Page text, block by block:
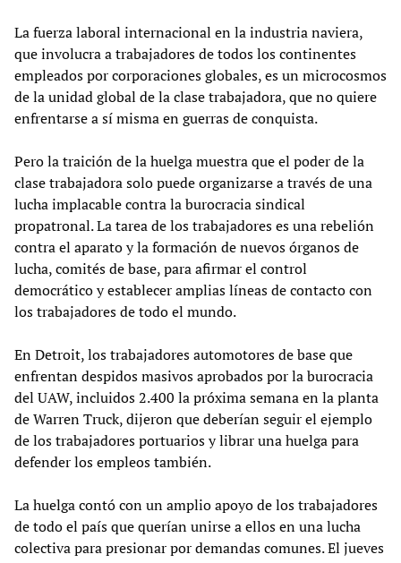
La fuerza laboral internacional en la industria naviera,
que involucra a trabajadores de todos los continentes
empleados por corporaciones globales, es un microcosmos
de la unidad global de la clase trabajadora, que no quiere
enfrentarse a sí misma en guerras de conquista.
Pero la traición de la huelga muestra que el poder de la
clase trabajadora solo puede organizarse a través de una
lucha implacable contra la burocracia sindical
propatronal. La tarea de los trabajadores es una rebelión
contra el aparato y la formación de nuevos órganos de
lucha, comités de base, para afirmar el control
democrático y establecer amplias líneas de contacto con
los trabajadores de todo el mundo.
En Detroit, los trabajadores automotores de base que
enfrentan despidos masivos aprobados por la burocracia
del UAW, incluidos 2.400 la próxima semana en la planta
de Warren Truck, dijeron que deberían seguir el ejemplo
de los trabajadores portuarios y librar una huelga para
defender los empleos también.
La huelga contó con un amplio apoyo de los trabajadores
de todo el país que querían unirse a ellos en una lucha
colectiva para presionar por demandas comunes. El jueves